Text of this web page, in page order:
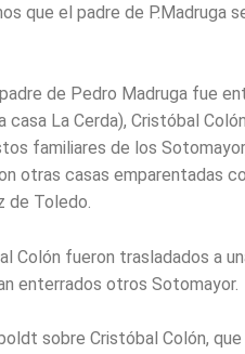
que el padre de P.Madruga
padre de Pedro Madruga fue
casa La Cerda), Cristóbal
familiares de los
otras casas emparentadas
de Toledo.
Colón fueron trasladados a
enterrados otros Sotomayor.
sobre Cristóbal Colón,